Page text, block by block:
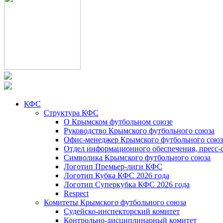
КФС
Структура КФС
О Крымском футбольном союзе
Руководство Крымского футбольного союза
Офис-менеджер Крымского футбольного
Отдел информационного обеспечения, пресс-
Символика Крымского футбольного союза
Логотип Премьер-лиги КФС
Логотип Кубка КФС 2026 года
Логотип Суперкубка КФС 2026 года
Respect
Комитеты Крымского футбольного союза
Судейско-инспекторский комитет
Контрольно-дисциплинарный комитет